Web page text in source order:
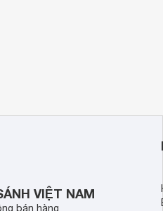
VIỆT NAM
bán hàng